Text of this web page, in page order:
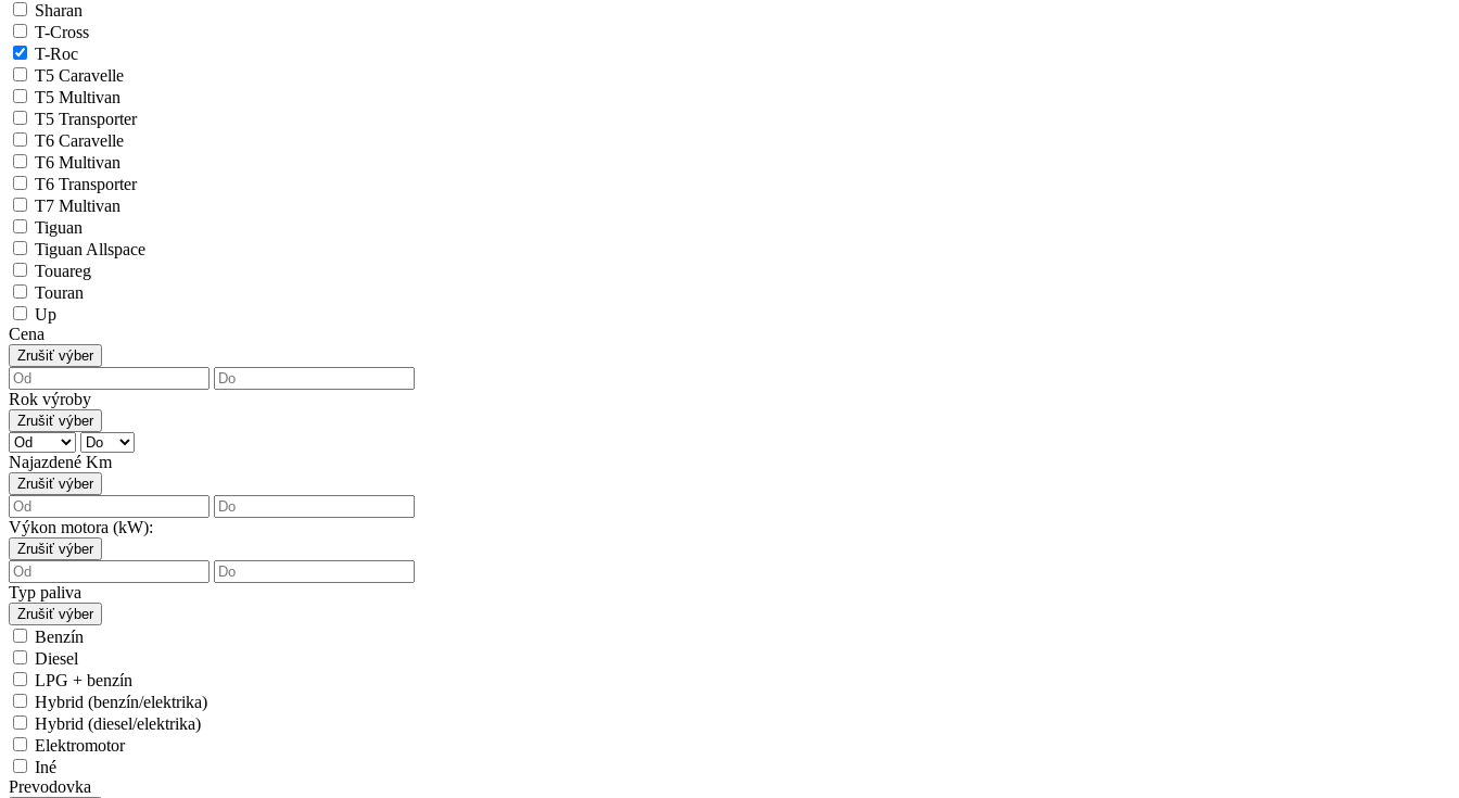
Sharan
T-Cross
T-Roc
T5 Caravelle
T5 Multivan
T5 Transporter
T6 Caravelle
T6 Multivan
T6 Transporter
T7 Multivan
Tiguan
Tiguan Allspace
Touareg
Touran
Up
Cena
Zrušiť výber
Rok výroby
Zrušiť výber
Najazdené Km
Zrušiť výber
Výkon motora (kW):
Zrušiť výber
Typ paliva
Zrušiť výber
Benzín
Diesel
LPG + benzín
Hybrid (benzín/elektrika)
Hybrid (diesel/elektrika)
Elektromotor
Iné
Prevodovka